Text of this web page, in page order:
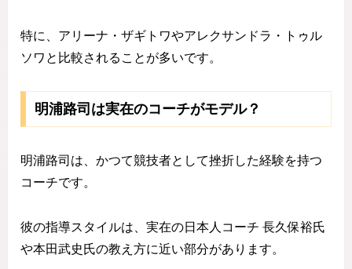
特に、アリーナ・ザギトワやアレクサンドラ・トゥル
ソワと比較されることが多いです。
明浦路司は実在のコーチがモデル？
明浦路司は、かつて競技者として挫折した経験を持つ
コーチです。
彼の指導スタイルは、実在の日本人コーチ 長久保裕氏
や本田武史氏の教え方に近い部分があります。